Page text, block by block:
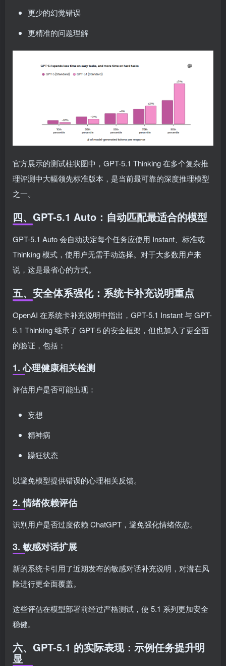
更少的幻觉错误
更精准的问题理解
官方展示的测试柱状图中，GPT-5.1 Thinking 在多个复杂推
理评测中大幅领先标准版本，是当前最可靠的深度推理模型
之一。
四、GPT-5.1 Auto：自动匹配最适合的模型
GPT-5.1 Auto 会自动决定每个任务应使用 Instant、标准或
Thinking 模式，使用户无需手动选择。对于大多数用户来
说，这是最省心的方式。
五、安全体系强化：系统卡补充说明重点
OpenAI 在系统卡补充说明中指出，GPT-5.1 Instant 与 GPT-
5.1 Thinking 继承了 GPT-5 的安全框架，但也加入了更全面
的验证，包括：
1. 心理健康相关检测
评估用户是否可能出现：
妄想
精神病
躁狂状态
以避免模型提供错误的心理相关反馈。
2. 情绪依赖评估
识别用户是否过度依赖 ChatGPT，避免强化情绪依恋。
3. 敏感对话扩展
新的系统卡引用了近期发布的敏感对话补充说明，对潜在风
险进行更全面覆盖。
这些评估在模型部署前经过严格测试，使 5.1 系列更加安全
稳健。
六、GPT-5.1 的实际表现：示例任务提升明
显